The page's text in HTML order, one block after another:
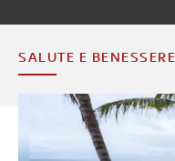
SALUTE E